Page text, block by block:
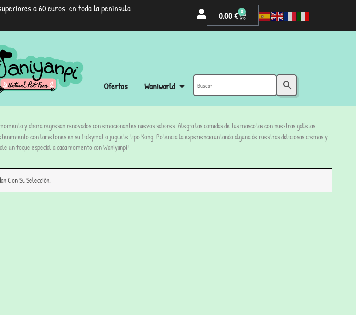
a 60 euros en toda la península.
0,00€ 0
Ofertas Waniworld
y ahora regresan renovados con emocionantes nuevos sabores. Alegra las comidas de tus mascotas con nuestras galletas
con lametones en su Lickymat o juguete tipo Kong. Potencia la experiencia untando alguna de nuestras deliciosas cremas y
un toque especial a cada momento con Waniyanpi!
Con Su Selección.